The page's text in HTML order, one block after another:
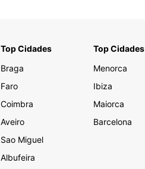
Top Cidades
Braga
Faro
Coimbra
Aveiro
Sao Miguel
Albufeira
Top Cidades
Menorca
Ibiza
Maiorca
Barcelona